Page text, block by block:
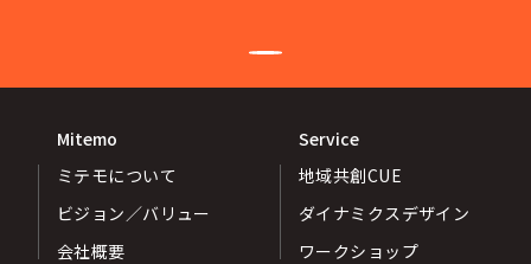
Mitemo
ミテモについて
ビジョン／バリュー
会社概要
Service
地域共創CUE
ダイナミクスデザイン
ワークショップ